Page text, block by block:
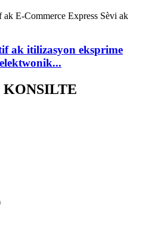
ak itilizasyon eksprime